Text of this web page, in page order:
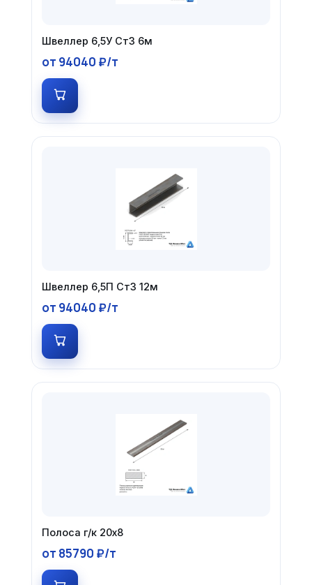
Швеллер 6,5У Ст3 6м
от 94040 ₽/т
Швеллер 6,5П Ст3 12м
от 94040 ₽/т
Полоса г/к 20х8
от 85790 ₽/т